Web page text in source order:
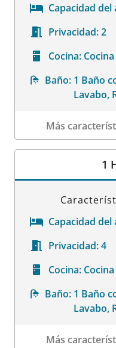
Capacidad
Privacidad:2
Cocina:
Baño: 1 Baño
Lavabo,
Más
Datos de la habitación
1
Capacidad
Privacidad:4
Cocina:
Baño: 1 Baño
Lavabo,
Más